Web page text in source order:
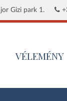
Gizi park 1.
VÉLEMÉNY